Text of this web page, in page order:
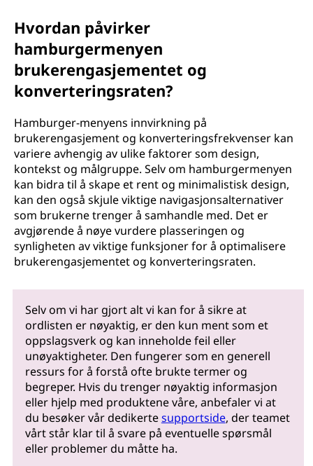
Hvordan påvirker
hamburgermenyen
brukerengasjementet og
konverteringsraten?
Hamburger-menyens innvirkning på
brukerengasjement og konverteringsfrekvenser kan
variere avhengig av ulike faktorer som design,
kontekst og målgruppe. Selv om hamburgermenyen
kan bidra til å skape et rent og minimalistisk design,
kan den også skjule viktige navigasjonsalternativer
som brukerne trenger å samhandle med. Det er
avgjørende å nøye vurdere plasseringen og
synligheten av viktige funksjoner for å optimalisere
brukerengasjementet og konverteringsraten.
Selv om vi har gjort alt vi kan for å sikre at
ordlisten er nøyaktig, er den kun ment som et
oppslagsverk og kan inneholde feil eller
unøyaktigheter. Den fungerer som en generell
ressurs for å forstå ofte brukte termer og
begreper. Hvis du trenger nøyaktig informasjon
eller hjelp med produktene våre, anbefaler vi at
du besøker vår dedikertesupportside, der teamet
vårt står klar til å svare på eventuelle spørsmål
eller problemer du måtte ha.